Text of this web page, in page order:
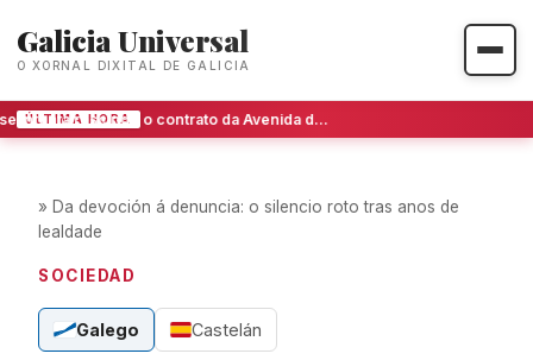
Galicia Universal
O XORNAL DIXITAL DE GALICIA
ÚLTIMA HORA
» Da devoción á denuncia: o silencio roto tras anos de
lealdade
SOCIEDAD
Galego Castelán